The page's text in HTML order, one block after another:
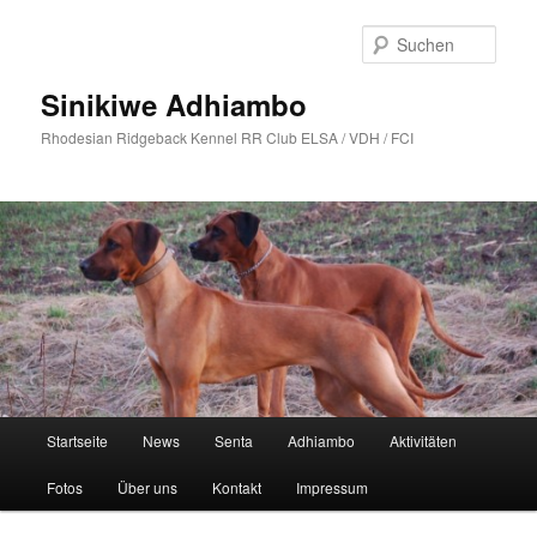
Sinikiwe Adhiambo
Rhodesian Ridgeback Kennel RR Club ELSA / VDH / FCI
Startseite News Senta Adhiambo Aktivitäten
Fotos Über uns Kontakt Impressum